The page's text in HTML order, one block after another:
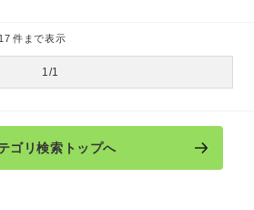
17 件まで表示
1/1
ゴリ検索トップへ